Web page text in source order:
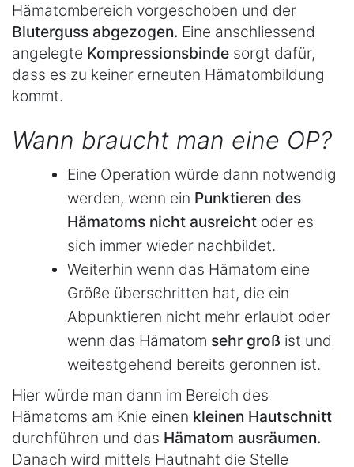
Hämatombereich vorgeschoben und der
Bluterguss abgezogen. Eine anschliessend
angelegte Kompressionsbinde sorgt dafür,
dass es zu keiner erneuten Hämatombildung
kommt.
Wann braucht man eine OP?
Eine Operation würde dann notwendig
werden, wenn ein Punktieren des
Hämatoms nicht ausreicht oder es
sich immer wieder nachbildet.
Weiterhin wenn das Hämatom eine
Größe überschritten hat, die ein
Abpunktieren nicht mehr erlaubt oder
wenn das Hämatom sehr groß ist und
weitestgehend bereits geronnen ist.
Hier würde man dann im Bereich des
Hämatoms am Knie einen kleinen Hautschnitt
durchführen und das Hämatom ausräumen.
Danach wird mittels Hautnaht die Stelle